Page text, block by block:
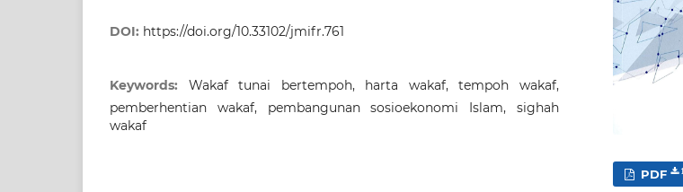
DOI: https://doi.org/10.33102/jmifr.761
Keywords: Wakaf tunai bertempoh, harta wakaf, tempoh wakaf,
pemberhentian wakaf, pembangunan sosioekonomi Islam, sighah
wakaf
PDF